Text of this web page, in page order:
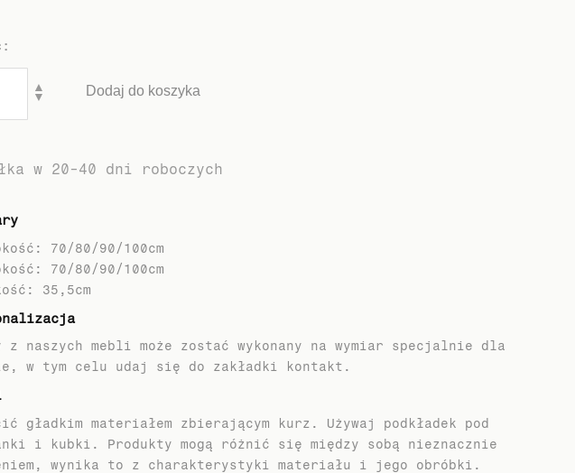
:
▲
▼ Dodaj do koszyka
w 20-40 dni roboczych
70/80/90/100cm
70/80/90/100cm
z naszych mebli może zostać wykonany na wymiar specjalnie dla
w tym celu udaj się do zakładki kontakt.
gładkim materiałem zbierającym kurz. Używaj podkładek pod
i kubki. Produkty mogą różnić się między sobą nieznacznie
wynika to z charakterystyki materiału i jego obróbki.